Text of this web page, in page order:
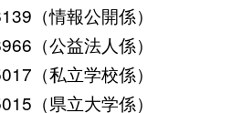
情報公開係）
公益法人係）
私立学校係）
県立大学係）